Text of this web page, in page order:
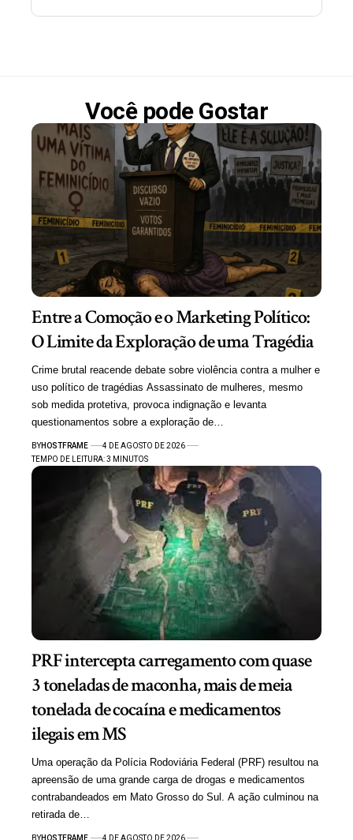
Você pode Gostar
Entre a Comoção e o Marketing Político:
O Limite da Exploração de uma Tragédia
Crime brutal reacende debate sobre violência contra a mulher e
uso político de tragédias Assassinato de mulheres, mesmo
sob medida protetiva, provoca indignação e levanta
questionamentos sobre a exploração de…
BYHOSTFRAME
4 DE AGOSTO DE 2026
TEMPO DE LEITURA: 3 MINUTOS
PRF intercepta carregamento com quase
3 toneladas de maconha, mais de meia
tonelada de cocaína e medicamentos
ilegais em MS
Uma operação da Polícia Rodoviária Federal (PRF) resultou na
apreensão de uma grande carga de drogas e medicamentos
contrabandeados em Mato Grosso do Sul. A ação culminou na
retirada de…
BYHOSTFRAME
4 DE AGOSTO DE 2026